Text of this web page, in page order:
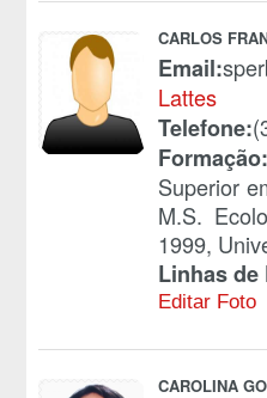
CARLOS
Email:
Lattes
Telefone:
Formação:
Superior
M.S.
1999,
Linhas de
Editar Foto
CAROLINA